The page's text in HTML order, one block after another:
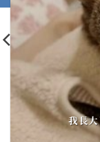
我長